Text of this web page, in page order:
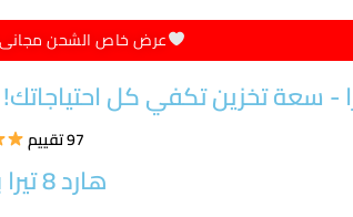
عرض خاص الشحن مجانى
97 تقييم
هارد 8 تيرا بايت SSD